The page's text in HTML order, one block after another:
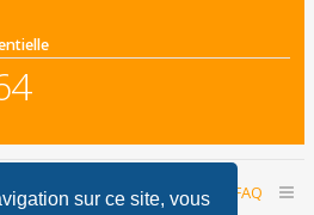
sur ce site, vous FAQ
Nous contacter